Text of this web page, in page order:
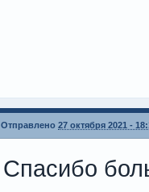
Отправлено 27 октября 2021 -
Спасибо